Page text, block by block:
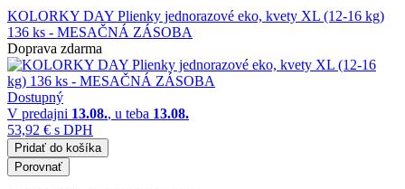
KOLORKY DAY Plienky jednorazové eko, kvety XL (12-16 kg)
136 ks - MESAČNÁ ZÁSOBA
Doprava zdarma
Dostupný
V predajni 13.08., u teba 13.08.
53,92 € s DPH
Pridať do košíka
Porovnať